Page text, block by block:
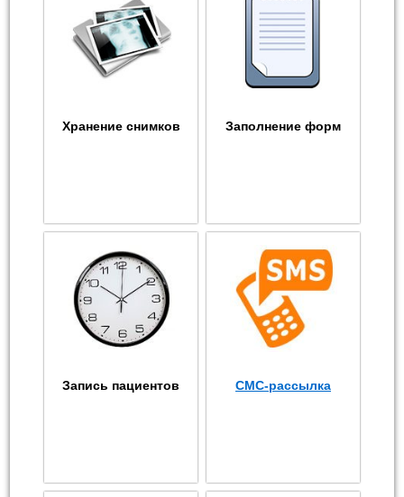
Хранение снимков Заполнение форм
Запись пациентов СМС-рассылка